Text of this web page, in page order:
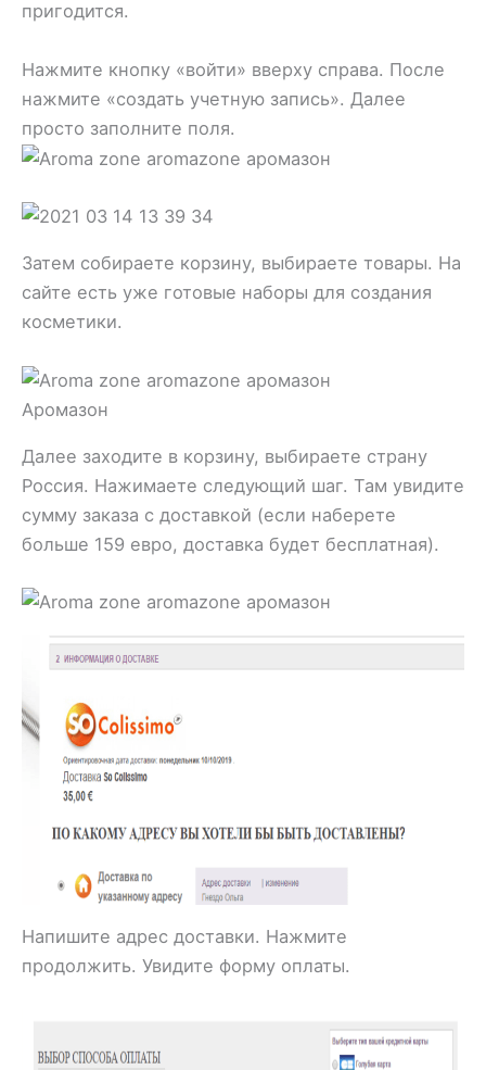
пригодится.
Нажмите кнопку «войти» вверху справа. После
нажмите «создать учетную запись». Далее
просто заполните поля.
Затем собираете корзину, выбираете товары. На
сайте есть уже готовые наборы для создания
косметики.
Аромазон
Далее заходите в корзину, выбираете страну
Россия. Нажимаете следующий шаг. Там увидите
сумму заказа с доставкой (если наберете
больше 159 евро, доставка будет бесплатная).
Напишите адрес доставки. Нажмите
продолжить. Увидите форму оплаты.